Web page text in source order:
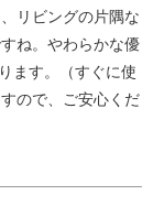
リビングの片隅な
ね。やわらかな優
ます。（すぐに使
ので、ご安心くだ